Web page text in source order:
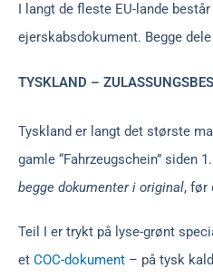
I langt de fleste EU-lande
ejerskabsdokument. Begge
TYSKLAND –
Tyskland er langt det største
gamle “Fahrzeugschein” siden
begge dokumenter i original, før
Teil I er trykt på lyse-grønt
et COC-dokument – på tysk